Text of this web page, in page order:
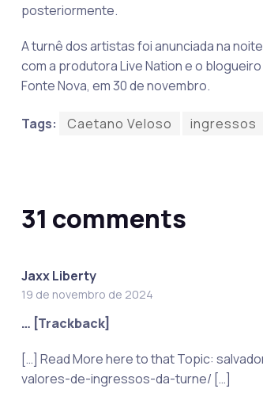
posteriormente.
A turnê dos artistas foi anunciada na
com a produtora Live Nation e o
Fonte Nova, em 30 de novembro.
Tags: Caetano Veloso ingressos
31 comments
Jaxx Liberty
19 de novembro de 2024
… [Trackback]
[…] Read More here to that Topic:
valores-de-ingressos-da-turne/ […]